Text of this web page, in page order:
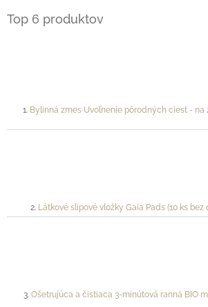
Top 6 produktov
Bylinná zmes Uvoľnenie pôrodných ciest - na
Látkové slipové vložky Gaia Pads (10 ks bez
Ošetrujúca a čistiaca 3-minútová ranná BIO